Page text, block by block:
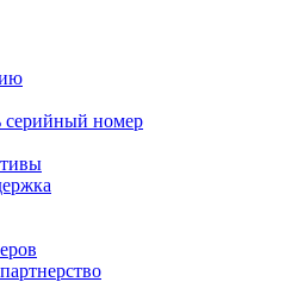
серийный номер